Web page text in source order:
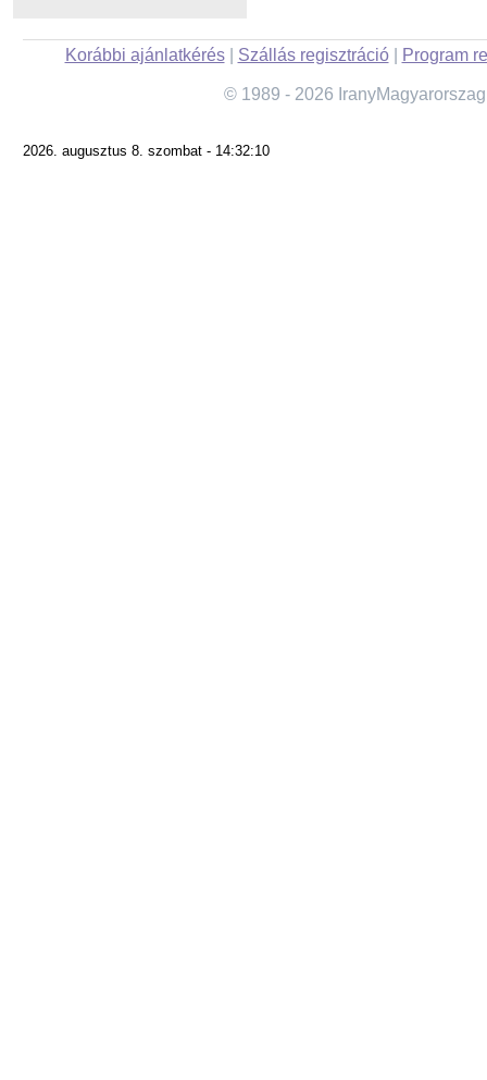
Korábbi ajánlatkérés| Szállás regisztráció| Program
© 1989 - 2026
2026. augusztus 8. szombat - 14:32:10